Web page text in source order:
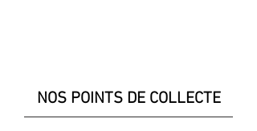
NOS POINTS DE COLLECTE